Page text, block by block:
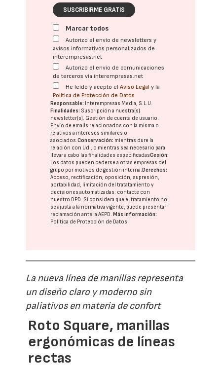
SUSCRIBIRME GRATIS
Marcar todos
Autorizo el envío de newsletters y
avisos informativos personalizados de
interempresas.net
Autorizo el envío de comunicaciones
de terceros vía interempresas.net
He leído y acepto elAviso Legal y la
Política de Protección de Datos
Responsable: Interempresas Media, S.L.U.
Finalidades: Suscripción a nuestra(s)
newsletter(s). Gestión de cuenta de usuario.
Envío de emails relacionados con la misma o
relativos a intereses similares o
asociados.Conservación: mientras dure la
relación con Ud., o mientras sea necesario para
llevar a cabo las finalidades especificadasCesión:
Los datos pueden cederse a otras empresas del
grupo por motivos de gestión interna. Derechos:
Acceso, rectificación, oposición, supresión,
portabilidad, limitación del tratatamiento y
decisiones automatizadas: contacte con
nuestro DPD. Si considera que el tratamiento no
se ajusta a la normativa vigente, puede presentar
reclamación ante laAEPD. Más información:
Política de Protección de Datos
La nueva línea de manillas representa
un diseño claro y moderno sin
paliativos en materia de confort
Roto Square, manillas
ergonómicas de líneas
rectas